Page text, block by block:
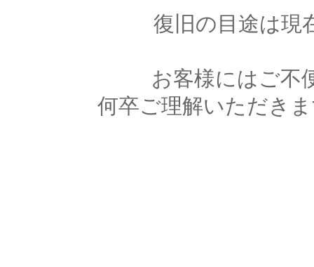
復旧の目途は現
お客様にはご不
何卒ご理解いただき